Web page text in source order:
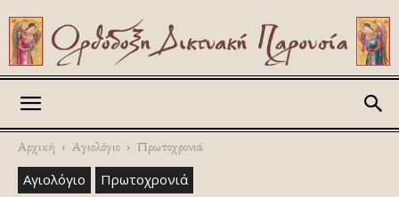
Αρχική Αγιολόγιο Πρωτοχρονιά
Αγιολόγιο Πρωτοχρονιά